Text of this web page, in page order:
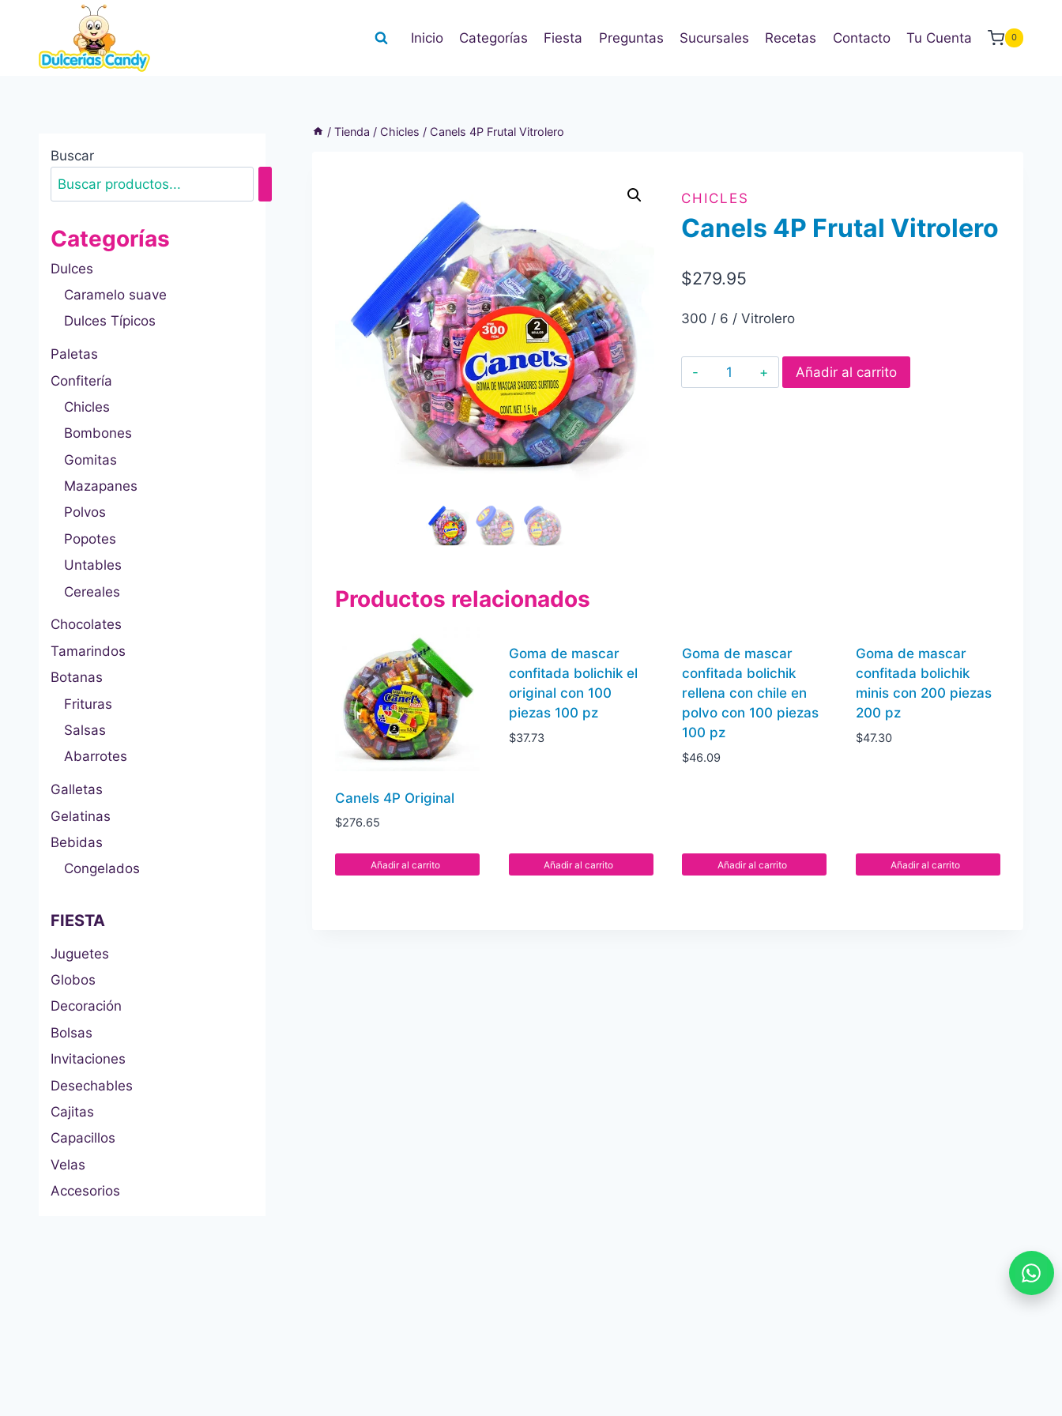
contenido
Inicio Categorías Fiesta Preguntas Sucursales Recetas Contacto Tu Cuenta 0
/ Tienda / Chicles / Canels 4P Frutal Vitrolero
CHICLES
Canels 4P Frutal Vitrolero
$279.95
300 / 6 / Vitrolero
Canels
4P
Añadir al carrito
Productos relacionados
Canels 4P Original
$276.65
Añadir al carrito
Goma de mascar
confitada bolichik el
original con 100
piezas 100 pz
$37.73
Añadir al carrito
Goma de mascar
confitada bolichik
rellena con chile en
polvo con 100 piezas
100 pz
$46.09
Añadir al carrito
Goma de mascar
confitada bolichik
minis con 200 piezas
200 pz
$47.30
Añadir al carrito
Buscar
Categorías
Dulces
Caramelo suave
Dulces Típicos
Paletas
Confitería
Chicles
Bombones
Gomitas
Mazapanes
Polvos
Popotes
Untables
Cereales
Chocolates
Tamarindos
Botanas
Frituras
Salsas
Abarrotes
Galletas
Gelatinas
Bebidas
Congelados
FIESTA
Juguetes
Globos
Decoración
Bolsas
Invitaciones
Desechables
Cajitas
Capacillos
Velas
Accesorios